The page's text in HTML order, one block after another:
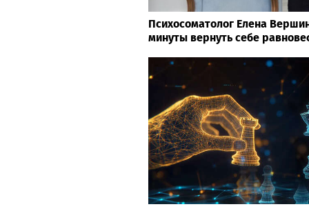
Психосоматолог Елена
минуты вернуть себе